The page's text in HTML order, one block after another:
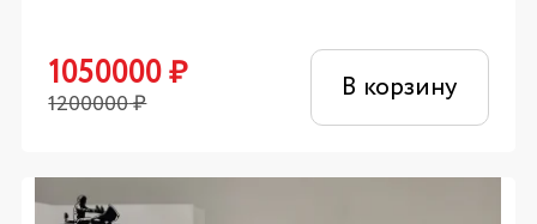
1050000₽
1200000₽ В корзину